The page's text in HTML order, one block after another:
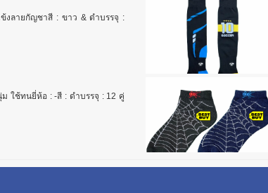
ข้งลายกัญชาสี : ขาว & ดำบรรจุ :
ม ใช้ทนยี่ห้อ : -สี : ดำบรรจุ : 12 คู่